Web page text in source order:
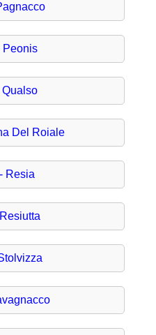
Qualso
Del Roiale
Resia